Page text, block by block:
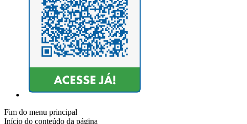
Fim do menu principal
Início do conteúdo da página